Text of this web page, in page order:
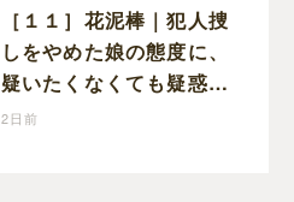
［１１］花泥棒｜犯人捜
しをやめた娘の態度に、
疑いたくなくても疑惑の
目が向いてしまう
2日前